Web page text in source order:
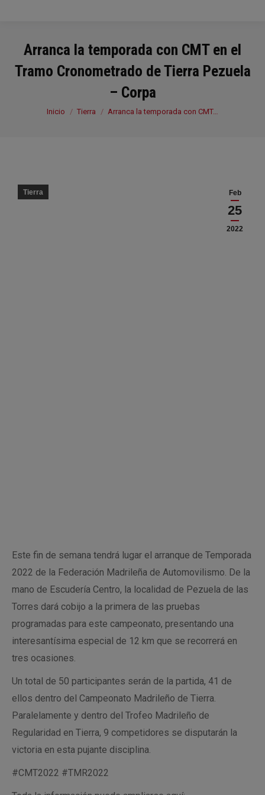
Arranca la temporada con CMT en el
Tramo Cronometrado de Tierra Pezuela
– Corpa
Estás aquí:
Inicio Tierra Arranca la temporada con CMT…
Feb
25
2022
Tierra
Este fin de semana tendrá lugar el arranque de Temporada
2022 de la Federación Madrileña de Automovilismo. De la
mano de Escudería Centro, la localidad de Pezuela de las
Torres dará cobijo a la primera de las pruebas
programadas para este campeonato, presentando una
interesantísima especial de 12 km que se recorrerá en
tres ocasiones.
Un total de 50 participantes serán de la partida, 41 de
ellos dentro del Campeonato Madrileño de Tierra.
Paralelamente y dentro del Trofeo Madrileño de
Regularidad en Tierra, 9 competidores se disputarán la
victoria en esta pujante disciplina.
#CMT2022 #TMR2022